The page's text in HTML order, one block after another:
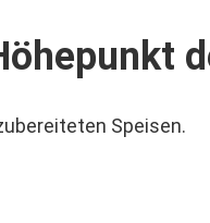
Speisen.